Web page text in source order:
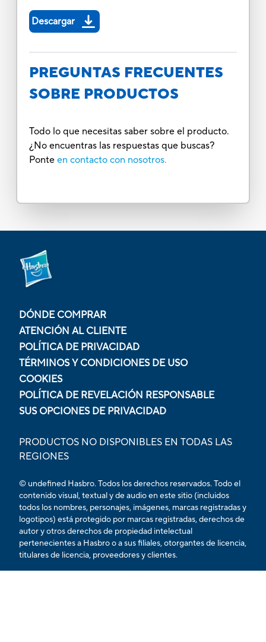
Descargar
PREGUNTAS FRECUENTES
SOBRE PRODUCTOS
Todo lo que necesitas saber sobre el producto.
¿No encuentras las respuestas que buscas?
Ponte en contacto con nosotros.
DÓNDE COMPRAR
ATENCIÓN AL CLIENTE
POLÍTICA DE PRIVACIDAD
TÉRMINOS Y CONDICIONES DE USO
COOKIES
POLÍTICA DE REVELACIÓN RESPONSABLE
SUS OPCIONES DE PRIVACIDAD
PRODUCTOS NO DISPONIBLES EN TODAS LAS
REGIONES
© undefined Hasbro. Todos los derechos reservados. Todo el
contenido visual, textual y de audio en este sitio (incluidos
todos los nombres, personajes, imágenes, marcas registradas y
logotipos) está protegido por marcas registradas, derechos de
autor y otros derechos de propiedad intelectual
pertenecientes a Hasbro o a sus filiales, otorgantes de licencia,
titulares de licencia, proveedores y clientes.